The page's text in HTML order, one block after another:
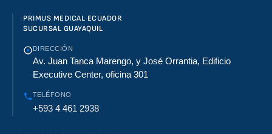
PRIMUS MEDICAL ECUADOR
SUCURSAL GUAYAQUIL
DIRECCIÓN
Av. Juan Tanca Marengo, y José Orrantia, Edificio
Executive Center, oficina 301
TELÉFONO
+593 4 461 2938